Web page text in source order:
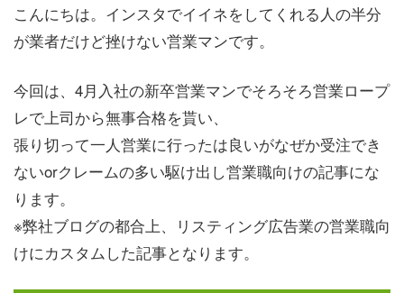
こんにちは。インスタでイイネをしてくれる人の半分
が業者だけど挫けない営業マンです。
今回は、4月入社の新卒営業マンでそろそろ営業ロープ
レで上司から無事合格を貰い、
張り切って一人営業に行ったは良いがなぜか受注でき
ないorクレームの多い駆け出し営業職向けの記事にな
ります。
※弊社ブログの都合上、リスティング広告業の営業職向
けにカスタムした記事となります。